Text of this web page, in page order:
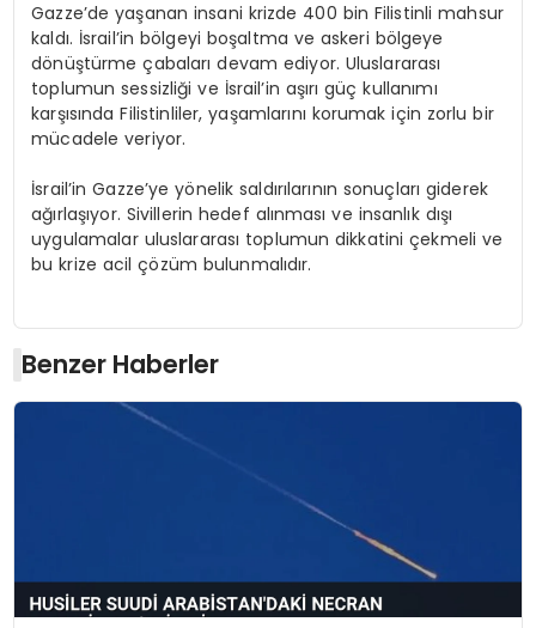
Gazze’de yaşanan insani krizde 400 bin Filistinli mahsur
kaldı. İsrail’in bölgeyi boşaltma ve askeri bölgeye
dönüştürme çabaları devam ediyor. Uluslararası
toplumun sessizliği ve İsrail’in aşırı güç kullanımı
karşısında Filistinliler, yaşamlarını korumak için zorlu bir
mücadele veriyor.
İsrail’in Gazze’ye yönelik saldırılarının sonuçları giderek
ağırlaşıyor. Sivillerin hedef alınması ve insanlık dışı
uygulamalar uluslararası toplumun dikkatini çekmeli ve
bu krize acil çözüm bulunmalıdır.
Benzer Haberler